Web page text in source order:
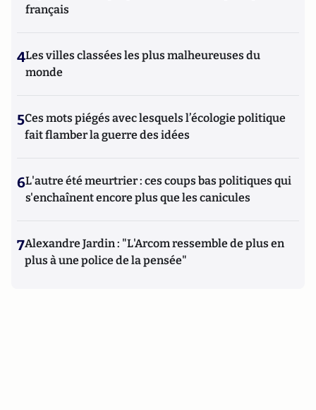
français
4Les villes classées les plus malheureuses du
monde
5Ces mots piégés avec lesquels l’écologie politique
fait flamber la guerre des idées
6L'autre été meurtrier : ces coups bas politiques qui
s'enchaînent encore plus que les canicules
7Alexandre Jardin : "L'Arcom ressemble de plus en
plus à une police de la pensée"